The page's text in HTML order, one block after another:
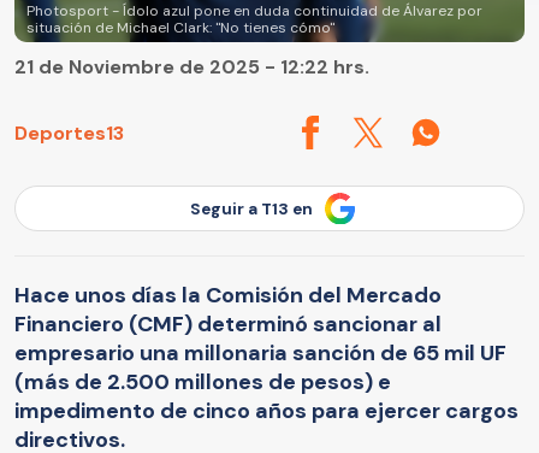
Photosport - Ídolo azul pone en duda continuidad de Álvarez por
situación de Michael Clark: "No tienes cómo"
Deportes13
21 de Noviembre de 2025 - 12:22 hrs.
Seguir a T13 en
Hace unos días la Comisión del Mercado
Financiero (CMF) determinó sancionar al
empresario una millonaria sanción de 65 mil UF
(más de 2.500 millones de pesos) e
impedimento de cinco años para ejercer cargos
directivos.